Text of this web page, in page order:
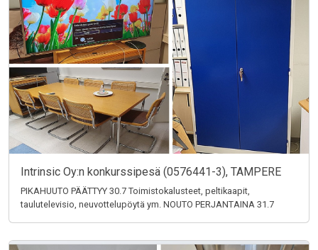
Intrinsic Oy:n konkurssipesä (0576441-3), TAMPERE
PIKAHUUTO PÄÄTTYY 30.7 Toimistokalusteet, peltikaapit,
taulutelevisio, neuvottelupöytä ym. NOUTO PERJANTAINA 31.7